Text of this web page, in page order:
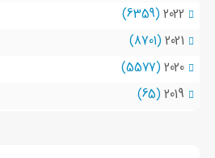
2022
(6359)
2021
(8701)
2020
(5577)
2019
(65)